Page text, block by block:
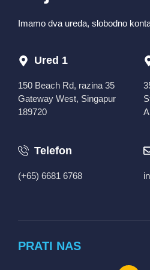
Imamo dva ureda, slobodno
Ured 1
150 Beach Rd, razina 35
Gateway West, Singapur
189720
Telefon
(+65) 6681 6768
PRATI NAS